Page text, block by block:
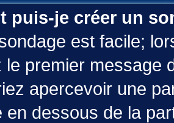
puis-je créer un
est facile;
le premier message
apercevoir une
en dessous de la